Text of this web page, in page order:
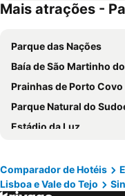
INATEL Oeiras
Hotel Alvorada
Flag Hotel Lisboa Sintra
B&B HOTEL Lisboa Oeiras
Hotel Real Oeiras
Arribas Sintra Hotel
EVOLUTION Cascais-Estoril
Vila Gale Cascais
Mais atrações -
Parque das Nações
Baía de São Martinho do
Prainhas de Porto Covo
Parque Natural do Sudoeste Alentejano e Costa
Estádio da Luz
Barragem do Alqueva
Praia de Pedrogão
Comparador de Hotéis
Lisboa e Vale do Tejo